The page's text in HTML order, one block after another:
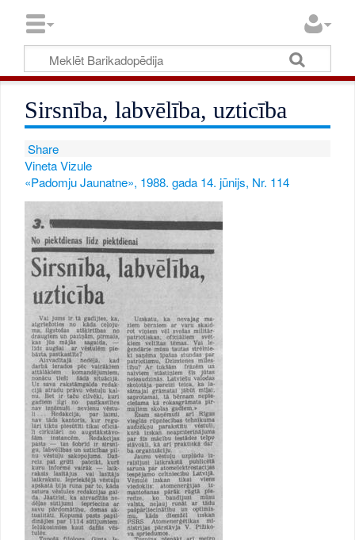
Sirsnība, labvēlība, uzticība
Share
Vineta Vizule
«Padomju Jaunatne», 1988. gada 14. jūnijs, Nr. 114